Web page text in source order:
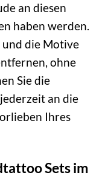
an diesen
haben werden.
die Motive
ohne
Sie die
an die
Ihres
Sets im